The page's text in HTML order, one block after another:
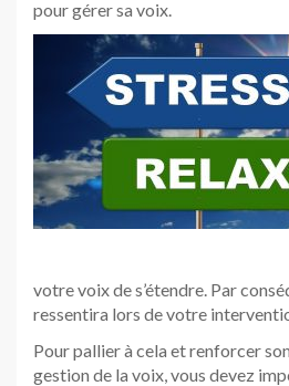
pour gérer sa voix.
votre voix de s’étendre. Par
ressentira lors de votre
Pour pallier à cela et renforcer
gestion de la voix, vous devez